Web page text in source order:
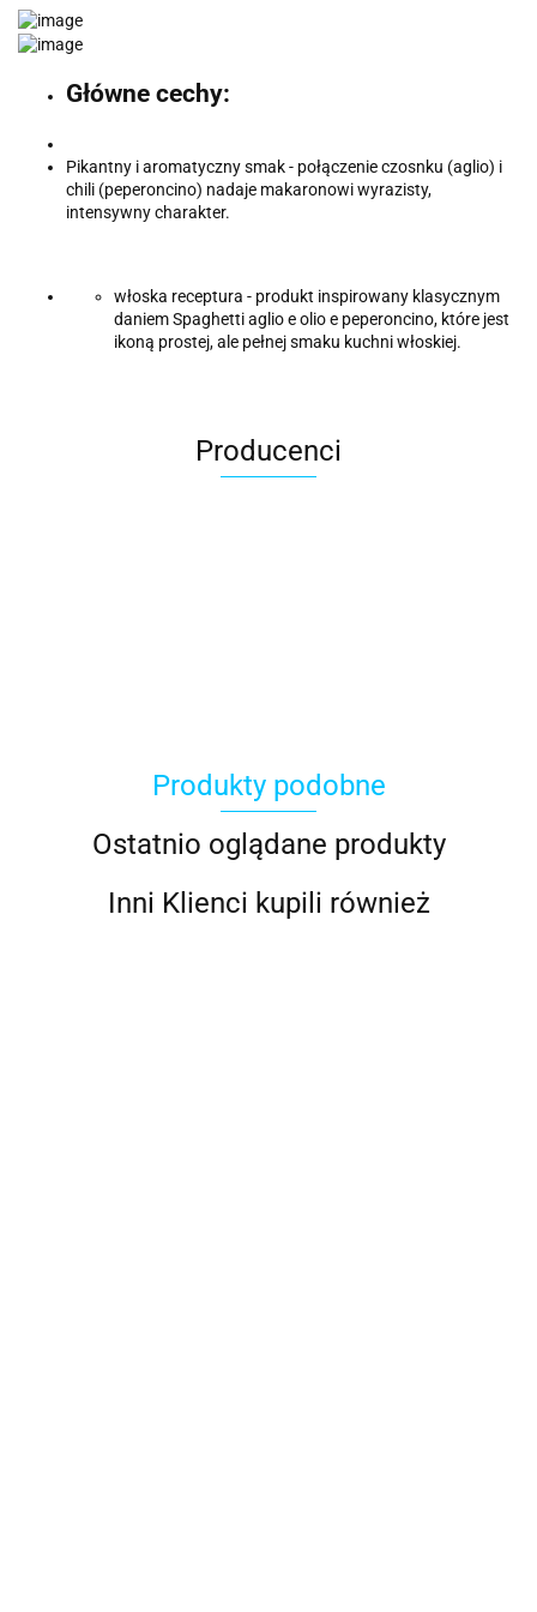
Główne cechy:
Pikantny i aromatyczny smak - połączenie czosnku (aglio) i
chili (peperoncino) nadaje makaronowi wyrazisty,
intensywny charakter.
włoska receptura - produkt inspirowany klasycznym
daniem Spaghetti aglio e olio e peperoncino, które jest
ikoną prostej, ale pełnej smaku kuchni włoskiej.
Producenci
ACOOL TOY
Produkty podobne
Ostatnio oglądane produkty
Inni Klienci kupili również